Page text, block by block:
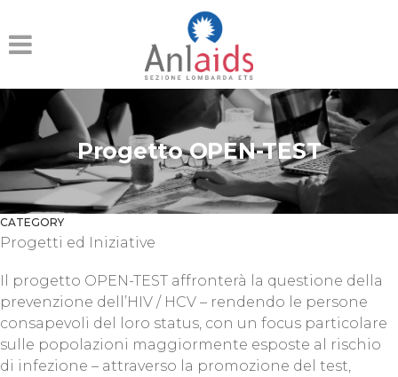
Progetto OPEN-TEST
CATEGORY
Progetti ed Iniziative
Il progetto OPEN-TEST affronterà la questione della
prevenzione dell’HIV / HCV – rendendo le persone
consapevoli del loro status, con un focus particolare
sulle popolazioni maggiormente esposte al rischio
di infezione – attraverso la promozione del test,